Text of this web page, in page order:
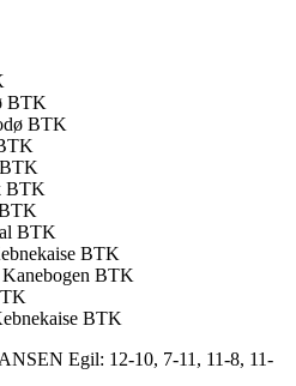
BTK
BTK
BTK
BTK
BTK
BTK
BTK
Egil: 12-10, 7-11, 11-8, 11-